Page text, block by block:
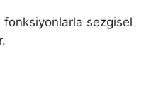
sezgisel